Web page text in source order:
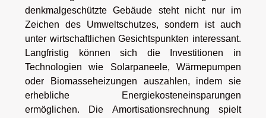
denkmalgeschützte Gebäude steht nicht nur im
Zeichen des Umweltschutzes, sondern ist auch
unter wirtschaftlichen Gesichtspunkten interessant.
Langfristig können sich die Investitionen in
Technologien wie Solarpaneele, Wärmepumpen
oder Biomasseheizungen auszahlen, indem sie
erhebliche Energiekosteneinsparungen
ermöglichen. Die Amortisationsrechnung spielt